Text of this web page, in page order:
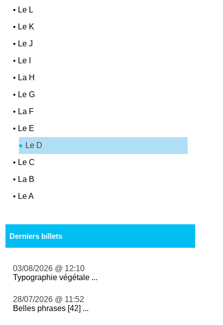
• Le L
• Le K
• Le J
• Le I
• La H
• Le G
• La F
• Le E
Le D
• Le C
• La B
• Le A
Derniers billets
03/08/2026 @ 12:10
Typographie végétale ...
28/07/2026 @ 11:52
Belles phrases [42] ...